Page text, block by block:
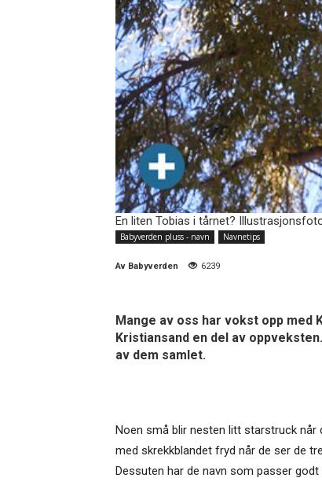
En liten Tobias i tårnet?
Babyverden pluss - navn Navnetips
Av Babyverden 6239
Mange av oss har vokst opp
Kristiansand en del av
av dem samlet.
Noen små blir nesten litt starstruck
med skrekkblandet fryd når de ser de
Dessuten har de navn som passer